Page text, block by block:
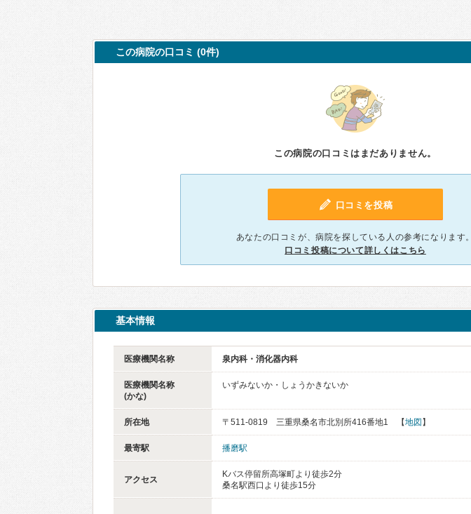
この病院の口コミ (0件)
この病院の口コミはまだありません。
口コミを投稿
あなたの口コミが、病院を探している人の参考になります。
口コミ投稿について詳しくはこちら
基本情報
医療機関名称 泉内科・消化器内科
医療機関名称
(かな)
いずみないか・しょうかきないか
所在地 〒511-0819 三重県桑名市北別所416番地1 【地図 】
最寄駅 播磨駅
アクセス
Kバス停留所高塚町より徒歩2分
桑名駅西口より徒歩15分